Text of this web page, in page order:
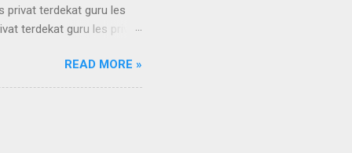
privat terdekat guru les
terdekat guru les privat
guru les privat
guru les privat
guru les privat
READ MORE »